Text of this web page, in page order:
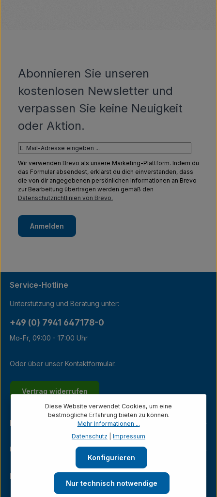
Abonnieren Sie unseren
kostenlosen Newsletter und
verpassen Sie keine Neuigkeit
oder Aktion.
Wir verwenden Brevo als unsere Marketing-Plattform. Indem du
das Formular absendest, erklärst du dich einverstanden, dass
die von dir angegebenen persönlichen Informationen an Brevo
zur Bearbeitung übertragen werden gemäß den
Datenschutzrichtlinien von Brevo.
Anmelden
Service-Hotline
Unterstützung und Beratung unter:
+49 (0) 7941 647178-0
Mo-Fr, 09:00 - 17:00 Uhr
Oder über unser Kontaktformular.
Vertrag widerrufen
Kundenservice
Unternehmen
Ladengeschäft
Diese Website verwendet Cookies, um eine
bestmögliche Erfahrung bieten zu können.
Mehr Informationen ...
Datenschutz
Impressum
Nur technisch notwendige
Konfigurieren